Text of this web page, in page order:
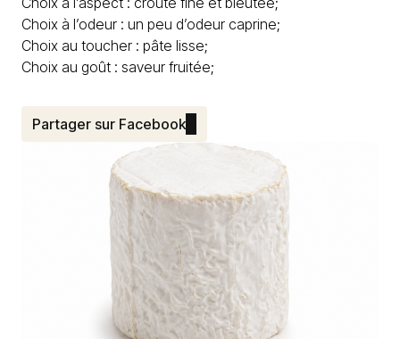
Choix à l’odeur : un peu d’odeur caprine;
Choix au toucher : pâte lisse;
Choix au goût : saveur fruitée;
Partager sur Facebook